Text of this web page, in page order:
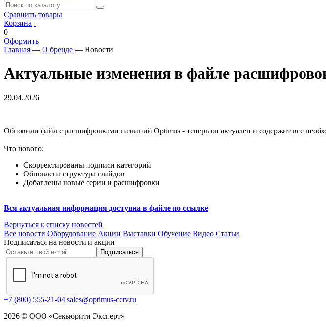
Сравнить товары
Корзина
0
Оформить
Главная — О бренде — Новости
Актуальные изменения в файле
29.04.2026
Обновили файл с расшифровками названий Optimus - теперь он актуален и содержит все
Что нового:
Скорректированы подписи категорий
Обновлена структура слайдов
Добавлены новые серии и расшифровки
Вся актуальная информация доступна в файле по ссылке
Вернуться к списку новостей
Все новости Оборудование Акции Выставки Обучение Видео Статьи
Подписаться на новости и акции
Подписаться
+7 (800) 555-21-04 sales@optimus-cctv.ru
2026 © ООО «Секьюрити Эксперт»